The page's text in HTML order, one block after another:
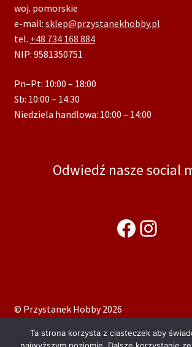
woj. pomorskie
e-mail: sklep@przystanekhobby.pl
tel. +48 734 168 884
NIP: 9581350751
Pn–Pt: 10:00 – 18:00
Sb: 10:00 – 14:30
Niedziela handlowa: 10:00 – 14:00
Odwiedź nasze social
Facebook
© Przystanek Hobby 2026
Ta strona korzysta z ciasteczek aby